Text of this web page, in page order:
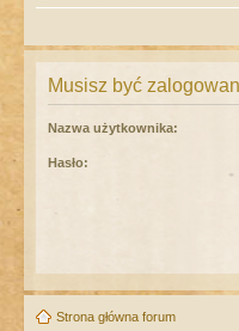
Musisz być
Nazwa użytkownika:
Hasło:
Strona główna forum